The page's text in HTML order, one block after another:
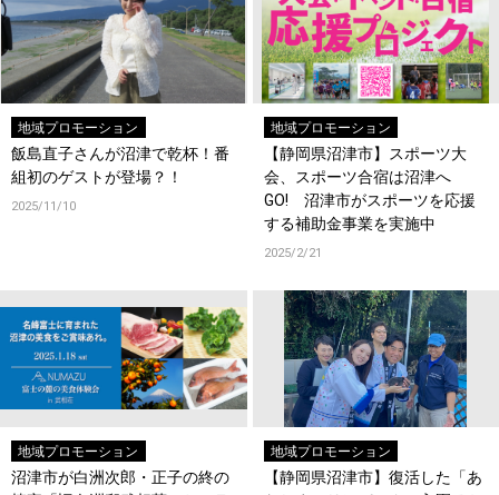
地域プロモーション
飯島直子さんが沼津で乾杯！番
組初のゲストが登場？！
2025/11/10
地域プロモーション
【静岡県沼津市】スポーツ大
会、スポーツ合宿は沼津へ
GO! 沼津市がスポーツを応援
する補助金事業を実施中
2025/2/21
地域プロモーション
沼津市が白洲次郎・正子の終の
地域プロモーション
【静岡県沼津市】復活した「あ